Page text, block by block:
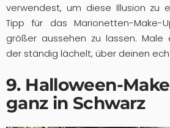
verwendest, um diese Illusion zu
Tipp für das Marionetten-
größer aussehen zu lassen. Male
der ständig lächelt, über deinen
9. Halloween-
ganz in Schwarz